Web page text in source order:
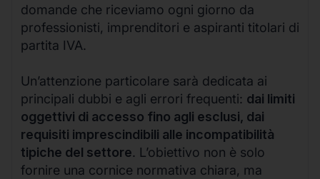
domande che riceviamo ogni giorno da
professionisti, imprenditori e aspiranti titolari di
partita IVA.
Un’attenzione particolare sarà dedicata ai
principali dubbi e agli errori frequenti: dai limiti
oggettivi di accesso fino agli esclusi, dai
requisiti imprescindibili alle incompatibilità
tipiche del settore. L’obiettivo non è solo
fornire una cornice normativa chiara, ma